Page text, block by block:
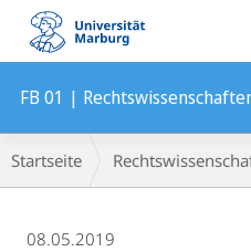
Mobile-
Navigation
FB 01 |
Breadcrumb-
Navigation
Startseite
08.05.2019